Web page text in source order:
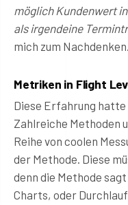
möglich Kundenwert
als irgendeine
mich zum Nachdenken.
Metriken in Flight
Diese Erfahrung hatte
Zahlreiche Methoden
Reihe von coolen
der Methode. Diese
denn die Methode
Charts, oder